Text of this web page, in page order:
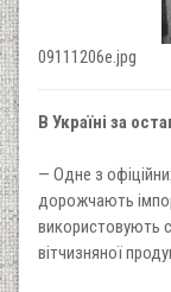
09111206e.jpg
В Україні за
— Одне з
дорожчають
використовують
вітчизняної